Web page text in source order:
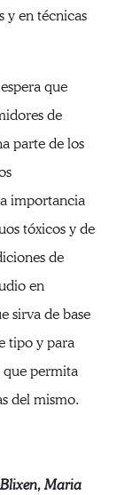
y en técnicas
que
de
parte de los
importancia
tóxicos y de
de
en
sirva de base
tipo y para
que permita
del mismo.
Maria